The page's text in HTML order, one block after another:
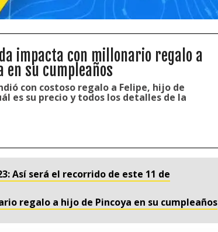
impacta con millonario regalo a
en su cumpleaños
con costoso regalo a Felipe, hijo de
es su precio y todos los detalles de la
Así será el recorrido de este 11 de
regalo a hijo de Pincoya en su cumpleaños